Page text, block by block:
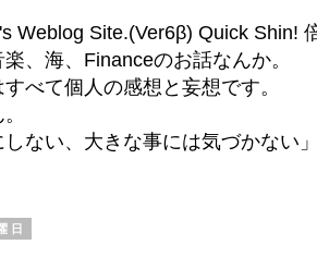
Weblog Site.(Ver6β) Quick Shin!
、海、Financeのお話なんか。
べて個人の感想と妄想です。
しない、大きな事には気づかない」
日